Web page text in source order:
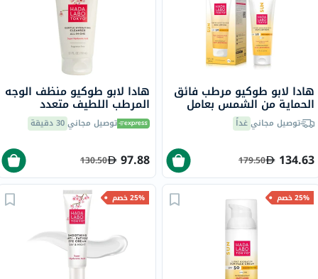
هادا لابو طوكيو مرطب فائق
الحماية من الشمس بعامل
حماية من الشمس 50، 200
ملتوصيل مجانيغداً
134.63
179.50
هادا لابو طوكيو منظف الوجه
المرطب اللطيف متعدد
الاستخدامات 150 مل
توصيل مجاني30 دقيقة
97.88
130.50
25% خصم 25% خصم